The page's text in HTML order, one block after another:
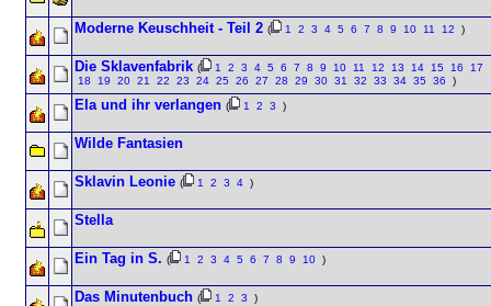
Moderne Keuschheit - Teil 2 ( 1 2 3 4 5 6 7 8 9 10 11 12 )
Die Sklavenfabrik ( 1 2 3 4 5 6 7 8 9 10 11 12 13 14 15 16
17
18
19 20 21 22 23 24 25 26 27 28 29 30 31 32 33 34 35 36 )
Ela und ihr verlangen ( 1 2 3 )
Wilde Fantasien
Sklavin Leonie ( 1 2 3 4 )
Stella
Ein Tag in S. ( 1 2 3 4 5 6 7 8 9 10 )
Das Minutenbuch ( 1 2 3 )